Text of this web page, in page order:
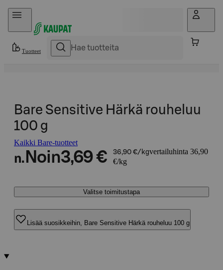
Hyppää sisältöön
Tuotteet
Bare Sensitive Härkä rouheluu
100 g
Kaikki Bare-tuotteet
n. Noin3,69 € 36,90 €/kgvertailuhinta 36,90
€/kg
Valitse toimitustapa
Lisää suosikkeihin, Bare Sensitive Härkä rouheluu 100 g